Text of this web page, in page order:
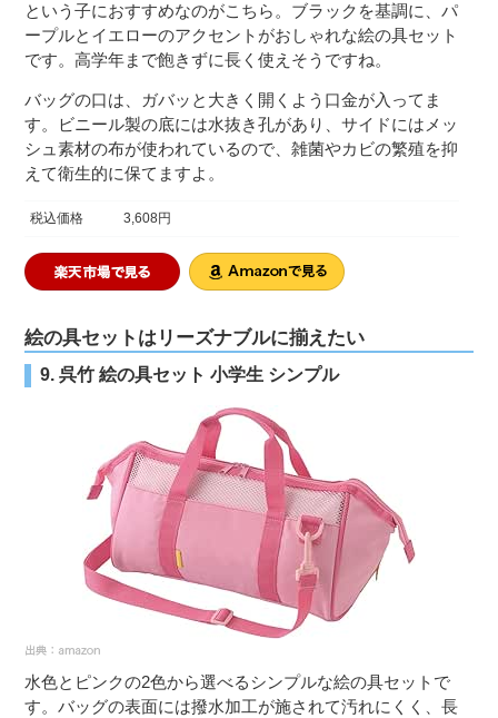
という子におすすめなのがこちら。ブラックを基調に、パ
ープルとイエローのアクセントがおしゃれな絵の具セット
です。高学年まで飽きずに長く使えそうですね。
バッグの口は、ガバッと大きく開くよう口金が入ってま
す。ビニール製の底には水抜き孔があり、サイドにはメッ
シュ素材の布が使われているので、雑菌やカビの繁殖を抑
えて衛生的に保てますよ。
税込価格 3,608円
絵の具セットはリーズナブルに揃えたい
9. 呉竹 絵の具セット 小学生 シンプル
水色とピンクの2色から選べるシンプルな絵の具セットで
す。バッグの表面には撥水加工が施されて汚れにくく、長